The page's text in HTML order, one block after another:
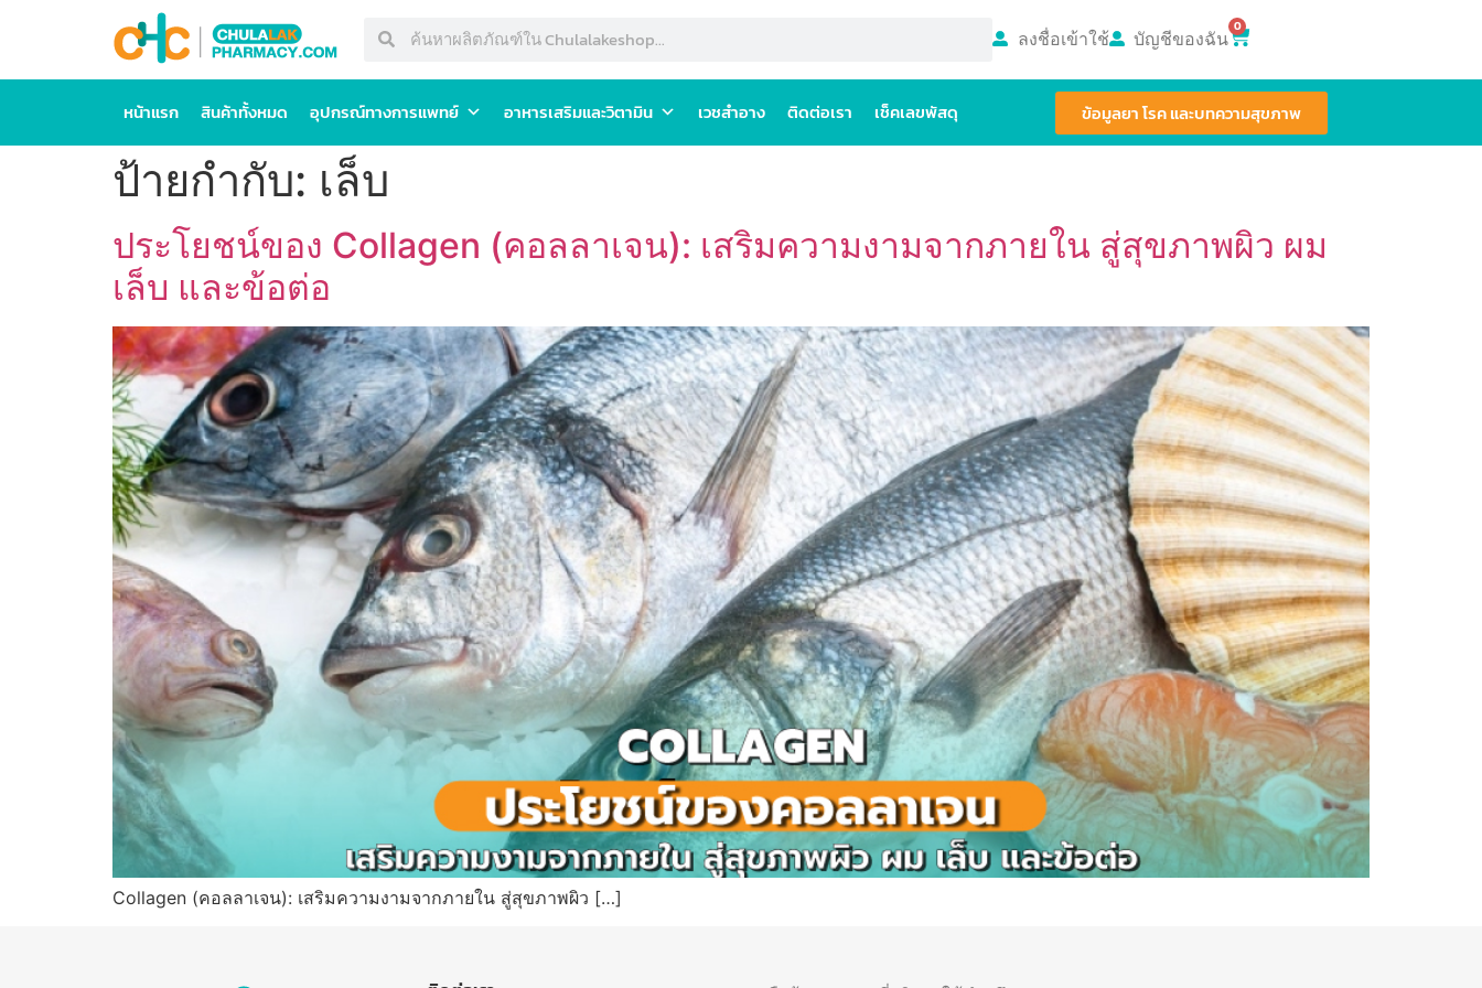
ลงชื่อเข้าใช้ บัญชีของฉัน 0
หน้าแรก สินค้าทั้งหมด อุปกรณ์ทางการแพทย์ อาหารเสริมและวิตามิน เวชสำอาง ติดต่อเรา เช็คเลขพัสดุ ข้อมูลยา โรค และบทความสุขภาพ
ป้ายกำกับ: เล็บ
ประโยชน์ของ Collagen (คอลลาเจน): เสริมความงามจากภายใน สู่สุขภาพผิว ผม
เล็บ และข้อต่อ
Collagen (คอลลาเจน): เสริมความงามจากภายใน สู่สุขภาพผิว […]